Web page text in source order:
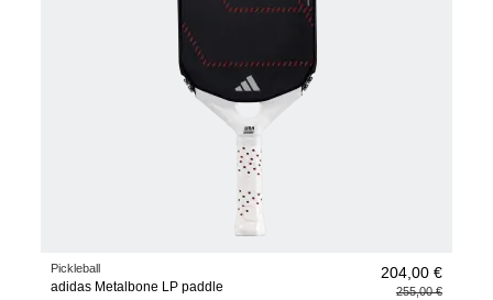
Pickleball
adidas Metalbone LP paddle
204,00 €
255,00 €